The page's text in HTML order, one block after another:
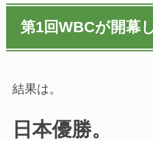
第1回WBCが開幕
結果は。
日本優勝。